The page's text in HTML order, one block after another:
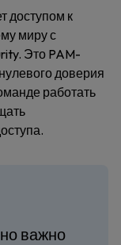
доступом к
миру с
Это PAM-
доверия
работать
важно